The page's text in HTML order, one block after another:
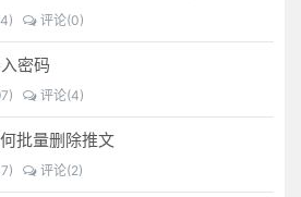
评论(0)
密码
评论(4)
批量删除推文
评论(2)